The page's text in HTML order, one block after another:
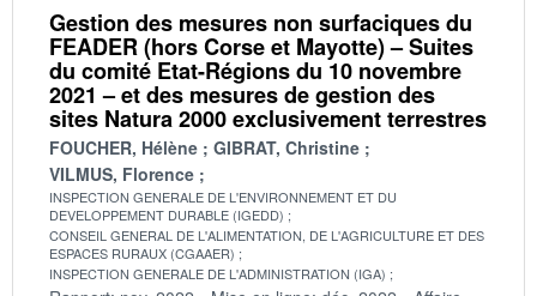
Gestion des mesures non surfaciques du
FEADER (hors Corse et Mayotte) – Suites
du comité Etat-Régions du 10 novembre
2021 – et des mesures de gestion des
sites Natura 2000 exclusivement terrestres
FOUCHER, Hélène
GIBRAT, Christine
VILMUS, Florence
INSPECTION GENERALE DE L'ENVIRONNEMENT ET DU
DEVELOPPEMENT DURABLE (IGEDD)
CONSEIL GENERAL DE L'ALIMENTATION, DE L'AGRICULTURE ET DES
ESPACES RURAUX (CGAAER)
INSPECTION GENERALE DE L'ADMINISTRATION (IGA)